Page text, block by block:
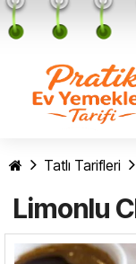
Tatlı Tarifleri
Limonlu